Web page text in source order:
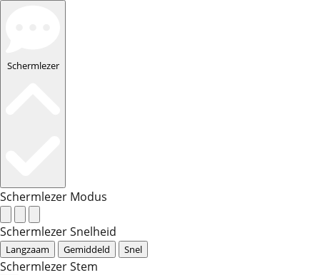
Schermlezer
Schermlezer Modus
Schermlezer Snelheid
Langzaam Gemiddeld Snel
Schermlezer Stem